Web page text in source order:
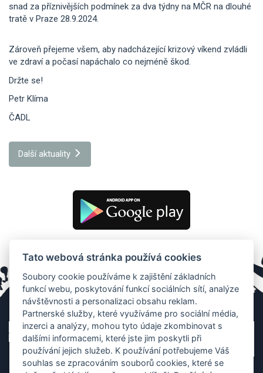
snad za příznivějších podmínek za dva týdny na MČR na dlouhé
tratě v Praze 28.9.2024.
Zároveň přejeme všem, aby nadcházející krizový víkend zvládli
ve zdraví a počasí napáchalo co nejméně škod.
Držte se!
Petr Klíma
ČADL
Další aktuality
Tato webová stránka používá cookies
Soubory cookie používáme k zajištění základních
funkcí webu, poskytování funkcí sociálních sítí, analýze
návštěvnosti a personalizaci obsahu reklam.
Partnerské služby, které využíváme pro sociální média,
inzerci a analýzy, mohou tyto údaje zkombinovat s
dalšími informacemi, které jste jim poskytli při
používání jejich služeb. K používání potřebujeme Váš
souhlas se zpracováním souborů cookies, které se